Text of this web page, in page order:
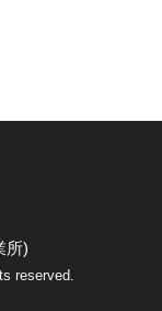
所)
reserved.